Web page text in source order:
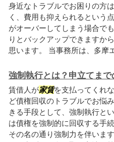
身近なトラブルでお困りの方
く、費用も抑えられるという
がオーバーしてしまう場合で
りとバックアップできますか
思います。 当事務所は、多摩
強制執行とは？申立てまで
賃借人が家賃を支払ってくれ
ど債権回収のトラブルでお悩
きる手段として、強制執行と
は債権を強制的に回収する手
その名の通り強制力を伴いま